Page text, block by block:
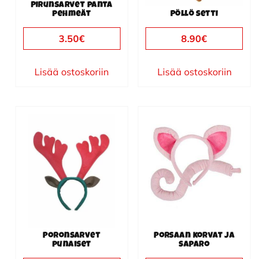
Pirunsarvet panta
pehmeät
3.50€
Lisää ostoskoriin
Pöllö setti
8.90€
Lisää ostoskoriin
Poronsarvet
punaiset
Porsaan korvat ja
saparo